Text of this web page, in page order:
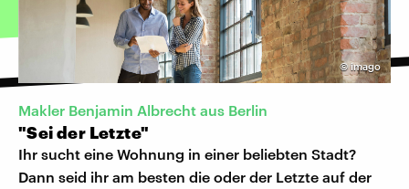
©imago
Makler Benjamin Albrecht aus Berlin
"Sei der Letzte"
Ihr sucht eine Wohnung in einer beliebten Stadt?
Dann seid ihr am besten die oder der Letzte auf der